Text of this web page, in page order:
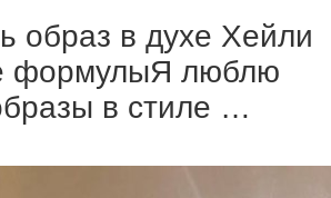
образ в духе Хейли
формулыЯ люблю
в стиле …